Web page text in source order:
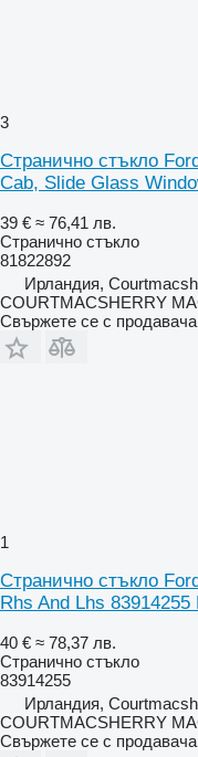
3
Странично стъкло
Cab, Slide Glass
39 € ≈ 76,41 лв.
Странично стъкло
81822892
Ирландия,
COURTMACSHERRY
Свържете се с продавача
1
Странично стъкло
Rhs And Lhs 83914255
40 € ≈ 78,37 лв.
Странично стъкло
83914255
Ирландия,
COURTMACSHERRY
Свържете се с продавача